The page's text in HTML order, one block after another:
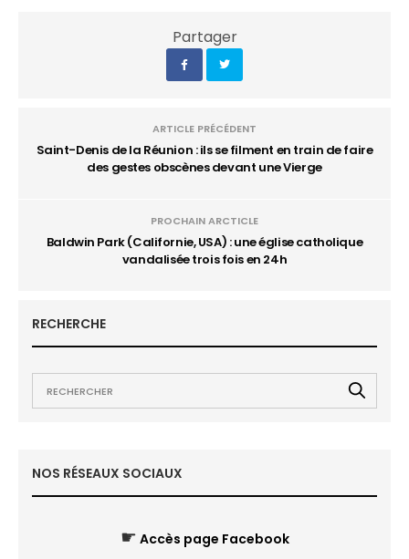
Partager
ARTICLE PRÉCÉDENT
Saint-Denis de la Réunion : ils se filment en train de faire
des gestes obscènes devant une Vierge
PROCHAIN ARCTICLE
Baldwin Park (Californie, USA) : une église catholique
vandalisée trois fois en 24h
RECHERCHE
NOS RÉSEAUX SOCIAUX
☛ Accès page Facebook